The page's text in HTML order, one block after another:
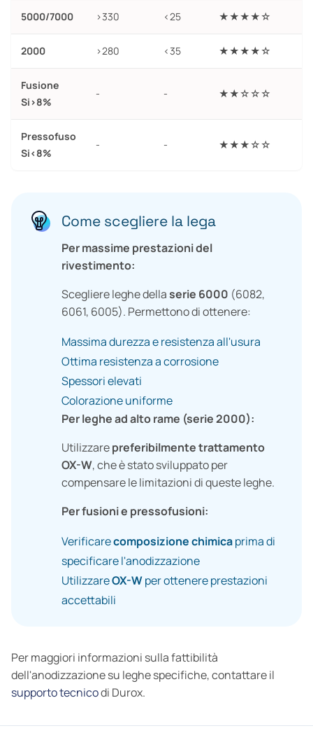
5000/7000 >330 <25 ★★★★☆
2000 >280 <35 ★★★★☆
Fusione
Si>8%
- - ★★☆☆☆
Pressofuso
Si<8%
- - ★★★☆☆
Come scegliere la lega
Per massime prestazioni del
rivestimento:
Scegliere leghe dellaserie 6000 (6082,
6061, 6005). Permettono di ottenere:
Massima durezza e resistenza all'usura
Ottima resistenza a corrosione
Spessori elevati
Colorazione uniforme
Per leghe ad alto rame (serie 2000):
Utilizzarepreferibilmente trattamento
OX-W, che è stato sviluppato per
compensare le limitazioni di queste leghe.
Per fusioni e pressofusioni:
Verificarecomposizione chimicaprima di
specificare l'anodizzazione
UtilizzareOX-Wper ottenere prestazioni
accettabili
Per maggiori informazioni sulla fattibilità
dell'anodizzazione su leghe specifiche, contattare il
supporto tecnicodi Durox.